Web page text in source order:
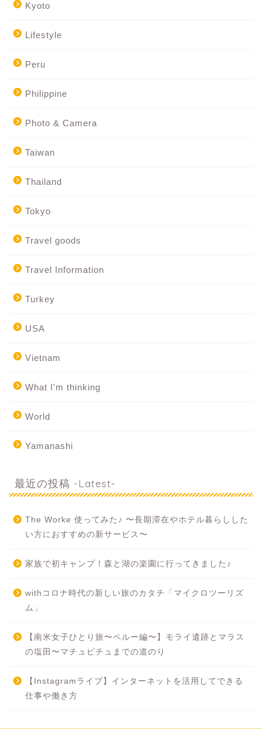
Kyoto
Lifestyle
Peru
Philippine
Photo & Camera
Taiwan
Thailand
Tokyo
Travel goods
Travel Information
Turkey
USA
Vietnam
What I'm thinking
World
Yamanashi
最近の投稿 -Latest-
The Worke 使ってみた♪ 〜長期滞在やホテル暮らしした
い方におすすめの新サービス〜
家族で初キャンプ！森と湖の楽園に行ってきました♪
withコロナ時代の新しい旅のカタチ「マイクロツーリズ
ム」
【南米女子ひとり旅〜ペルー編〜】モライ遺跡とマラス
の塩田〜マチュピチュまでの道のり
【Instagramライブ】インターネットを活用してできる
仕事や働き方